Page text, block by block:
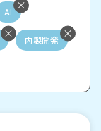
AI
内製開発